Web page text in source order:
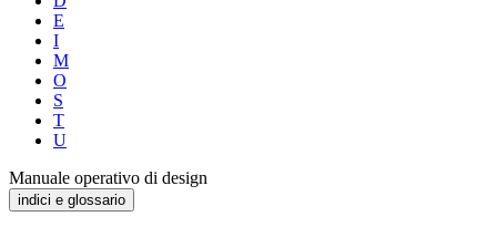
E
I
M
O
S
T
U
Manuale operativo di design
indici e glossario